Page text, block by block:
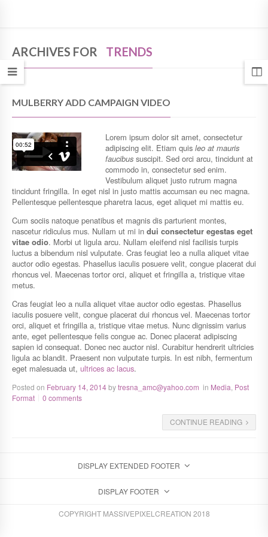
ARCHIVES FOR TRENDS
MULBERRY ADD CAMPAIGN VIDEO
Lorem ipsum dolor sit amet, consectetur
adipiscing elit. Etiam quisleo at mauris
faucibussuscipit. Sed orci arcu, tincidunt at
commodo in, consectetur sed enim.
Vestibulum aliquet justo rutrum magna
tincidunt fringilla. In eget nisl in justo mattis accumsan eu nec magna.
Pellentesque pellentesque pharetra lacus, eget aliquet mi mattis eu.
Cum sociis natoque penatibus et magnis dis parturient montes,
nascetur ridiculus mus. Nullam ut mi in dui consectetur egestas eget
vitae odio. Morbi ut ligula arcu. Nullam eleifend nisl facilisis turpis
luctus a bibendum nisl vulputate. Cras feugiat leo a nulla aliquet vitae
auctor odio egestas. Phasellus iaculis posuere velit, congue placerat dui
rhoncus vel. Maecenas tortor orci, aliquet et fringilla a, tristique vitae
metus.
Cras feugiat leo a nulla aliquet vitae auctor odio egestas. Phasellus
iaculis posuere velit, congue placerat dui rhoncus vel. Maecenas tortor
orci, aliquet et fringilla a, tristique vitae metus. Nunc dignissim varius
ante, eget pellentesque felis congue ac. Donec placerat adipiscing
sapien id consequat. Donec nec auctor nisl. Curabitur hendrerit ultricies
ligula ac blandit. Praesent non vulputate turpis. In est nibh, fermentum
eget malesuada ut, ultrices ac lacus.
Posted on February 14, 2014bytresna_amc@yahoo.com in Media Post
Format
0 comments
CONTINUE READING
DISPLAY EXTENDED FOOTER
DISPLAY FOOTER
COPYRIGHT MASSIVEPIXELCREATION 2018